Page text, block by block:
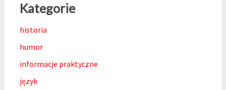
Kategorie
historia
humor
informacje praktyczne
język